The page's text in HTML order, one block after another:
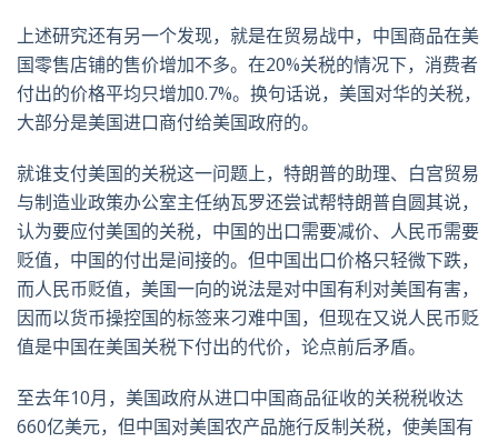
上述研究还有另一个发现，就是在贸易战中，中国商品在美
国零售店铺的售价增加不多。在20%关税的情况下，消费者
付出的价格平均只增加0.7%。换句话说，美国对华的关税，
大部分是美国进口商付给美国政府的。
就谁支付美国的关税这一问题上，特朗普的助理、白宫贸易
与制造业政策办公室主任纳瓦罗还尝试帮特朗普自圆其说，
认为要应付美国的关税，中国的出口需要减价、人民币需要
贬值，中国的付出是间接的。但中国出口价格只轻微下跌，
而人民币贬值，美国一向的说法是对中国有利对美国有害，
因而以货币操控国的标签来刁难中国，但现在又说人民币贬
值是中国在美国关税下付出的代价，论点前后矛盾。
至去年10月，美国政府从进口中国商品征收的关税税收达
660亿美元，但中国对美国农产品施行反制关税，使美国有